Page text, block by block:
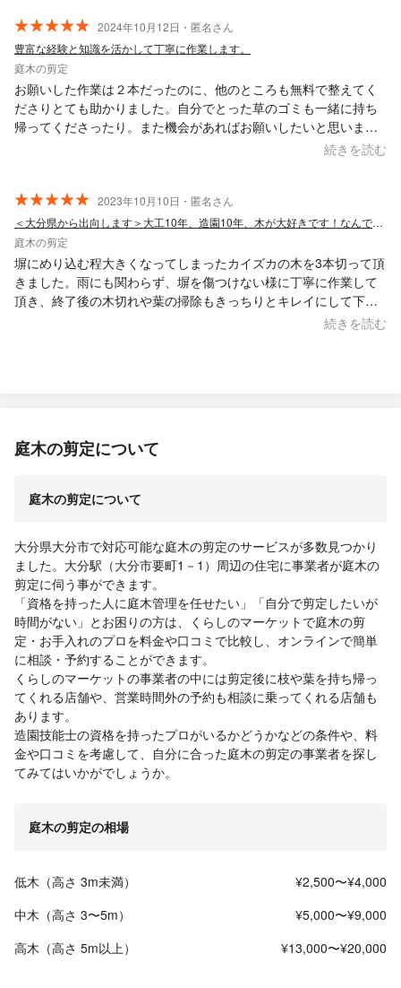
2024年10月12日・匿名さん
豊富な経験と知識を活かして丁寧に作業します。
庭木の剪定
お願いした作業は２本だったのに、他のところも無料で整えてく
ださりとても助かりました。自分でとった草のゴミも一緒に持ち
帰ってくださったり。また機会があればお願いしたいと思いま
続きを読む
2023年10月10日・匿名さん
＜大分県から出向します＞大工10年、造園10年、木が大好きです！なんでも相談OK
庭木の剪定
塀にめり込む程大きくなってしまったカイズカの木を3本切って頂
きました。雨にも関わらず、塀を傷つけない様に丁寧に作業して
頂き、終了後の木切れや葉の掃除もきっちりとキレイにして下さ
いました。 依頼、見積もりからとても気さくに対応して下さり、
続きを読む
庭木の剪定について
庭木の剪定について
大分県大分市で対応可能な庭木の剪定のサービスが多数見つかり
ました。大分駅（大分市要町1－1）周辺の住宅に事業者が庭木の
剪定に伺う事ができます。
「資格を持った人に庭木管理を任せたい」「自分で剪定したいが
時間がない」とお困りの方は、くらしのマーケットで庭木の剪
定・お手入れのプロを料金や口コミで比較し、オンラインで簡単
に相談・予約することができます。
くらしのマーケットの事業者の中には剪定後に枝や葉を持ち帰っ
てくれる店舗や、営業時間外の予約も相談に乗ってくれる店舗も
あります。
造園技能士の資格を持ったプロがいるかどうかなどの条件や、料
金や口コミを考慮して、自分に合った庭木の剪定の事業者を探し
てみてはいかがでしょうか。
庭木の剪定の相場
低木（高さ 3m未満）
¥2,500〜¥4,000
中木（高さ 3〜5m）
¥5,000〜¥9,000
高木（高さ 5m以上）
¥13,000〜¥20,000